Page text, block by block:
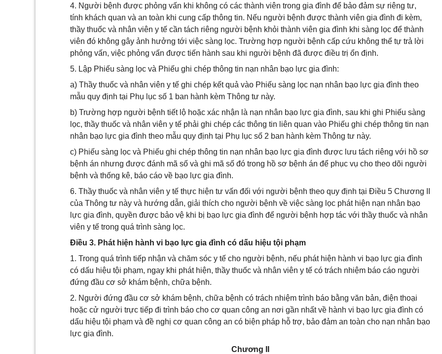
4. Người bệnh được phỏng vấn khi không có các thành viên trong gia đình để bảo đảm sự riêng tư,
tính khách quan và an toàn khi cung cấp thông tin. Nếu người bệnh được thành viên gia đình đi kèm,
thầy thuốc và nhân viên y tế cần tách riêng người bệnh khỏi thành viên gia đình khi sàng lọc để thành
viên đó không gây ảnh hưởng tới việc sàng lọc. Trường hợp người bệnh cấp cứu không thể tự trả lời
phỏng vấn, việc phỏng vấn được tiến hành sau khi người bệnh đã được điều trị ổn định.
5. Lập Phiếu sàng lọc và Phiếu ghi chép thông tin nạn nhân bạo lực gia đình:
a) Thầy thuốc và nhân viên y tế ghi chép kết quả vào Phiếu sàng lọc nạn nhân bạo lực gia đình theo
mẫu quy định tại Phụ lục số 1 ban hành kèm Thông tư này.
b) Trường hợp người bệnh tiết lộ hoặc xác nhận là nạn nhân bạo lực gia đình, sau khi ghi Phiếu sàng
lọc, thầy thuốc và nhân viên y tế phải ghi chép các thông tin liên quan vào Phiếu ghi chép thông tin nạn
nhân bạo lực gia đình theo mẫu quy định tại Phụ lục số 2 ban hành kèm Thông tư này.
c) Phiếu sàng lọc và Phiếu ghi chép thông tin nạn nhân bạo lực gia đình được lưu tách riêng với hồ sơ
bệnh án nhưng được đánh mã số và ghi mã số đó trong hồ sơ bệnh án để phục vụ cho theo dõi người
bệnh và thống kê, báo cáo về bạo lực gia đình.
6. Thầy thuốc và nhân viên y tế thực hiện tư vấn đối với người bệnh theo quy định tại Điều 5 Chương II
của Thông tư này và hướng dẫn, giải thích cho người bệnh về việc sàng lọc phát hiện nạn nhân bạo
lực gia đình, quyền được bảo vệ khi bị bạo lực gia đình để người bệnh hợp tác với thầy thuốc và nhân
viên y tế trong quá trình sàng lọc.
Điều 3. Phát hiện hành vi bạo lực gia đình có dấu hiệu tội phạm
1. Trong quá trình tiếp nhận và chăm sóc y tế cho người bệnh, nếu phát hiện hành vi bạo lực gia đình
có dấu hiệu tội phạm, ngay khi phát hiện, thầy thuốc và nhân viên y tế có trách nhiệm báo cáo người
đứng đầu cơ sở khám bệnh, chữa bệnh.
2. Người đứng đầu cơ sở khám bệnh, chữa bệnh có trách nhiệm trình báo bằng văn bản, điện thoại
hoặc cử người trực tiếp đi trình báo cho cơ quan công an nơi gần nhất về hành vi bạo lực gia đình có
dấu hiệu tội phạm và đề nghị cơ quan công an có biện pháp hỗ trợ, bảo đảm an toàn cho nạn nhân bạo
lực gia đình.
Chương II